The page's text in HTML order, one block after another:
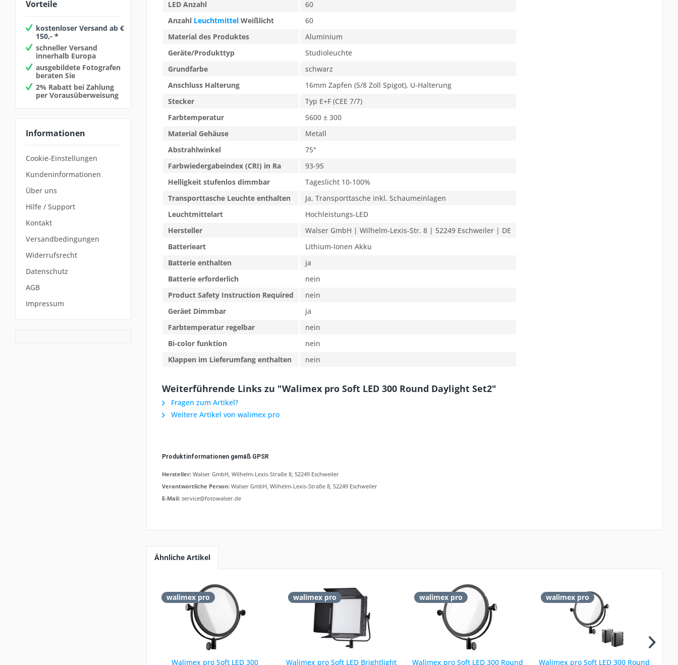
Vorteile
kostenloser Versand ab €
150,- *
schneller Versand
innerhalb Europa
ausgebildete Fotografen
beraten Sie
2% Rabatt bei Zahlung
per Vorausüberweisung
Informationen
Cookie-Einstellungen
Kundeninformationen
Über uns
Hilfe / Support
Kontakt
Versandbedingungen
Widerrufsrecht
Datenschutz
AGB
Impressum
LED Anzahl
60
Anzahl Leuchtmittel Weißlicht
60
Material des Produktes
Aluminium
Geräte/Produkttyp
Studioleuchte
Grundfarbe
schwarz
Anschluss Halterung
16mm Zapfen (5/8 Zoll Spigot), U-Halterung
Stecker
Typ E+F (CEE 7/7)
Farbtemperatur
5600 ± 300
Material Gehäuse
Metall
Abstrahlwinkel
75°
Farbwiedergabeindex (CRI) in Ra
93-95
Helligkeit stufenlos dimmbar
Tageslicht 10-100%
Transporttasche Leuchte enthalten
Ja, Transporttasche inkl. Schaumeinlagen
Leuchtmittelart
Hochleistungs-LED
Hersteller
Walser GmbH | Wilhelm-Lexis-Str. 8 | 52249 Eschweiler | DE
Batterieart
Lithium-Ionen Akku
Batterie enthalten
ja
Batterie erforderlich
nein
Product Safety Instruction Required
nein
Geräet Dimmbar
ja
Farbtemperatur regelbar
nein
Bi-color funktion
nein
Klappen im Lieferumfang enthalten
nein
Weiterführende Links zu "Walimex pro Soft LED 300 Round Daylight Set2"
Fragen zum Artikel?
Weitere Artikel von walimex pro
Produktinformationen gemäß GPSR
Hersteller: Walser GmbH, Wilhelm-Lexis-Straße 8, 52249 Eschweiler
Verantwortliche Person: Walser GmbH, Wilhelm-Lexis-Straße 8, 52249 Eschweiler
E-Mail: service@fotowalser.de
Ähnliche Artikel
walimex pro
Walimex pro Soft LED 300
walimex pro
Walimex pro Soft LED Brightlight
walimex pro
Walimex pro Soft LED 300 Round
walimex pro
Walimex pro Soft LED 300 Round